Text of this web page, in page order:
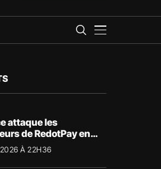
attaque les
de RedotPay en
472,8 millions de
À 22H36